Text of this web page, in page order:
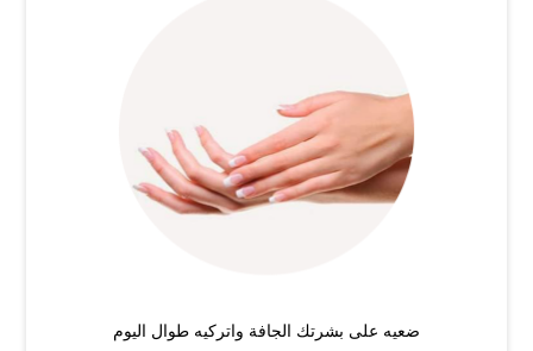
ضعيه على بشرتك الجافة واتركيه طوال اليوم